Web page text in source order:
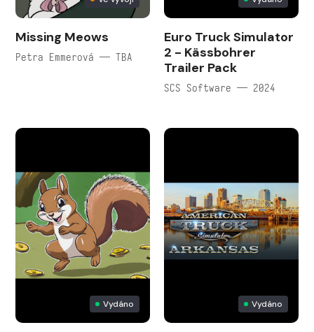
Missing Meows
Petra Emmerová — TBA
Euro Truck Simulator
2 - Kässbohrer
Trailer Pack
SCS Software — 2024
Vydáno Vydáno